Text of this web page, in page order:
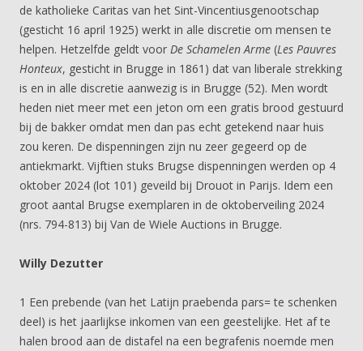
de katholieke Caritas van het Sint-Vincentiusgenootschap
(gesticht 16 april 1925) werkt in alle discretie om mensen te
helpen. Hetzelfde geldt voor De Schamelen Arme (Les Pauvres
Honteux, gesticht in Brugge in 1861) dat van liberale strekking
is en in alle discretie aanwezig is in Brugge (52). Men wordt
heden niet meer met een jeton om een gratis brood gestuurd
bij de bakker omdat men dan pas echt getekend naar huis
zou keren. De dispenningen zijn nu zeer gegeerd op de
antiekmarkt. Vijftien stuks Brugse dispenningen werden op 4
oktober 2024 (lot 101) geveild bij Drouot in Parijs. Idem een
groot aantal Brugse exemplaren in de oktoberveiling 2024
(nrs. 794-813) bij Van de Wiele Auctions in Brugge.
Willy Dezutter
1 Een prebende (van het Latijn praebenda pars= te schenken
deel) is het jaarlijkse inkomen van een geestelijke. Het af te
halen brood aan de distafel na een begrafenis noemde men